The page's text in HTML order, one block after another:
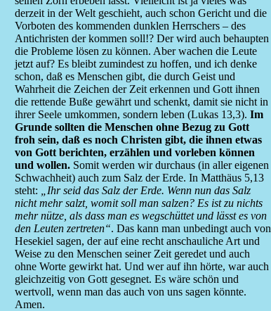
derzeit in der Welt geschieht, auch schon Gericht und die
Vorboten des kommenden dunklen Herrschers – des
Antichristen der kommen soll!? Der wird auch behaupten
die Probleme lösen zu können. Aber wachen die Leute
jetzt auf? Es bleibt zumindest zu hoffen, und ich denke
schon, daß es Menschen gibt, die durch Geist und
Wahrheit die Zeichen der Zeit erkennen und Gott ihnen
die rettende Buße gewährt und schenkt, damit sie nicht in
ihrer Seele umkommen, sondern leben (Lukas 13,3). Im
Grunde sollten die Menschen ohne Bezug zu Gott
froh sein, daß es noch Christen gibt, die ihnen etwas
von Gott berichten, erzählen und vorleben können
und wollen.Somit werden wir durchaus (in aller eigenen
Schwachheit) auch zum Salz der Erde. In Matthäus 5,13
steht:
„Ihr seid das Salz der Erde. Wenn nun das Salz
nicht mehr salzt, womit soll man salzen? Es ist zu nichts
mehr nütze, als dass man es wegschüttet und lässt es von
den Leuten zertreten“. Das kann man unbedingt auch von
Hesekiel sagen, der auf eine recht anschauliche Art und
Weise zu den Menschen seiner Zeit geredet und auch
ohne Worte gewirkt hat. Und wer auf ihn hörte, war auch
gleichzeitig von Gott gesegnet. Es wäre schön und
wertvoll, wenn man das auch von uns sagen könnte.
Amen.